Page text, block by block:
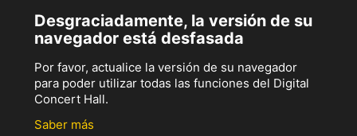
Desgraciadamente, la versión de su
navegador está desfasada
Por favor, actualice la versión de su navegador
para poder utilizar todas las funciones del Digital
Concert Hall.
Saber más